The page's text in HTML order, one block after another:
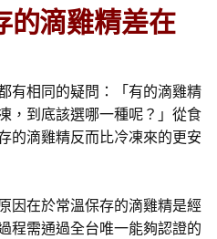
的滴雞精差在
有相同的疑問：「有的滴雞精
，到底該選哪一種呢？」從食
的滴雞精反而比冷凍來的更安
因在於常溫保存的滴雞精是經
程需通過全台唯一能夠認證的